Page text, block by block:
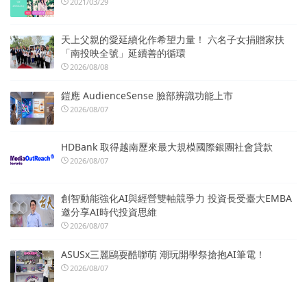
天上父親的愛延續化作希望力量！ 六名子女捐贈家扶
「南投映全號」延續善的循環
2026/08/08
鎧應 AudienceSense 臉部辨識功能上市
2026/08/07
HDBank 取得越南歷來最大規模國際銀團社會貸款
2026/08/07
創智動能強化AI與經營雙軸競爭力 投資長受臺大EMBA
邀分享AI時代投資思維
2026/08/07
ASUSx三麗鷗耍酷聯萌 潮玩開學祭搶抱AI筆電！
2026/08/07